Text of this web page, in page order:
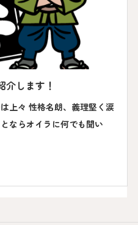
介します！
上々 性格名朗、義理堅く涙
ならオイラに何でも聞い